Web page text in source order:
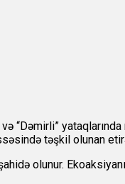
və “Dəmirli”
təşkil olunan
olunur.